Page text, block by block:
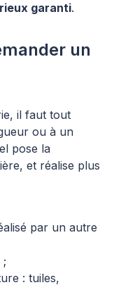
garanti.
un
il faut tout
ou à un
pose la
et réalise plus
par un autre
;
: tuiles,